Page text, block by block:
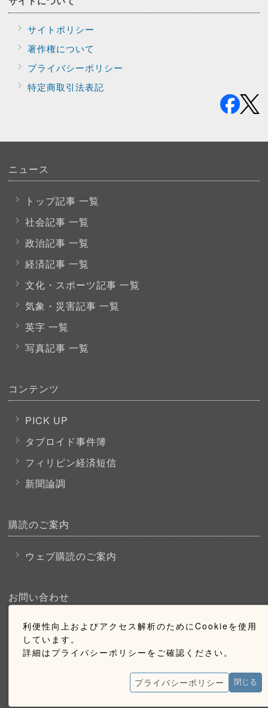
利便性向上およびアクセス解析のためにCookieを使用
しています。
詳細はプライバシーポリシーをご確認ください。
プライバシーポリシー 閉じる
サイトポリシー
著作権について
プライバシーポリシー
特定商取引法表記
ニュース
トップ記事 一覧
社会記事 一覧
政治記事 一覧
経済記事 一覧
文化・スポーツ記事 一覧
気象・災害記事 一覧
英字 一覧
写真記事 一覧
コンテンツ
PICK UP
タブロイド事件簿
フィリピン経済短信
新聞論調
購読のご案内
ウェブ購読のご案内
お問い合わせ
採用情報
お問い合わせ